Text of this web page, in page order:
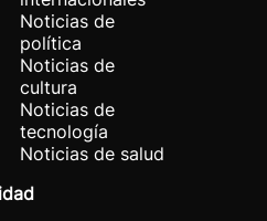
Noticias de
política
Noticias de
cultura
Noticias de
tecnología
Noticias de salud